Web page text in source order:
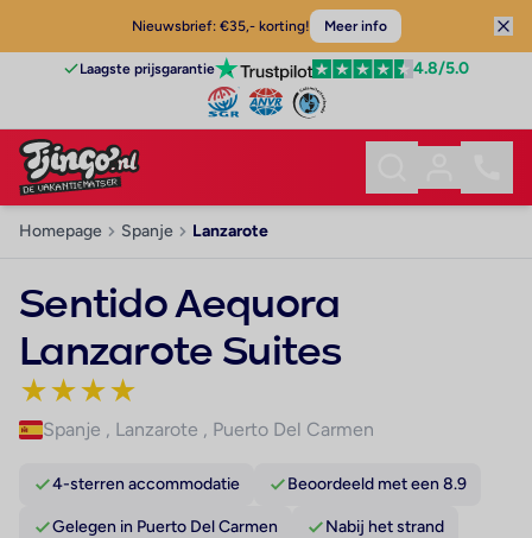
Nieuwsbrief: €35,- korting! Meer info
Laagste prijsgarantie 4.8/5.0
Homepage Spanje Lanzarote
Sentido Aequora
Lanzarote Suites
★★★★
Spanje , Lanzarote , Puerto Del Carmen
4-sterren accommodatie Beoordeeld met een 8.9
Gelegen in Puerto Del Carmen Nabij het strand